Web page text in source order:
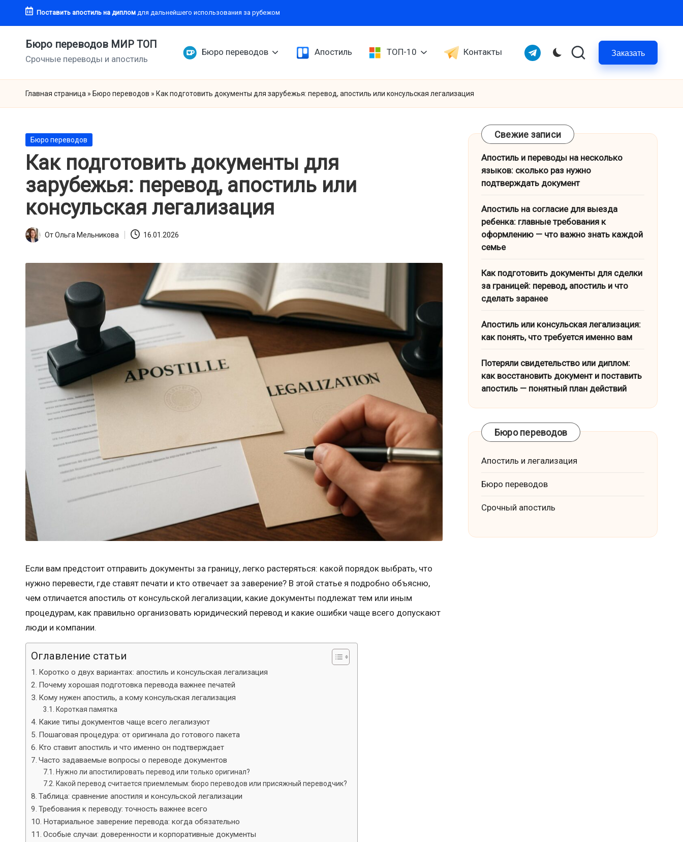
Перейти
содержимому
Поставить апостиль на диплом для дальнейшего использования за рубежом
Бюро переводов МИР ТОП
Срочные переводы и апостиль
Бюро переводов Апостиль ТОП-10 Контакты Telegram Заказать
Главная страница » Бюро переводов » Как подготовить документы для зарубежья: перевод, апостиль или консульская легализация
Опубликовано
Бюро переводов
Как подготовить документы для
зарубежья: перевод, апостиль или
консульская легализация
Запись
ОтОльга Мельникова 16.01.2026
Если вам предстоит отправить документы за границу, легко растеряться: какой порядок выбрать, что
нужно перевести, где ставят печати и кто отвечает за заверение? В этой статье я подробно объясню,
чем отличается апостиль от консульской легализации, какие документы подлежат тем или иным
процедурам, как правильно организовать юридический перевод и какие ошибки чаще всего допускают
люди и компании.
Оглавление статьи
Коротко о двух вариантах: апостиль и консульская легализация
Почему хорошая подготовка перевода важнее печатей
Кому нужен апостиль, а кому консульская легализация
Короткая памятка
Какие типы документов чаще всего легализуют
Пошаговая процедура: от оригинала до готового пакета
Кто ставит апостиль и что именно он подтверждает
Часто задаваемые вопросы о переводе документов
Нужно ли апостилировать перевод или только оригинал?
Какой перевод считается приемлемым: бюро переводов или присяжный переводчик?
Таблица: сравнение апостиля и консульской легализации
Требования к переводу: точность важнее всего
Нотариальное заверение перевода: когда обязательно
Особые случаи: доверенности и корпоративные документы
Свежие записи
Апостиль и переводы на несколько
языков: сколько раз нужно
подтверждать документ
Апостиль на согласие для выезда
ребенка: главные требования к
оформлению — что важно знать каждой
семье
Как подготовить документы для сделки
за границей: перевод, апостиль и что
сделать заранее
Апостиль или консульская легализация:
как понять, что требуется именно вам
Потеряли свидетельство или диплом:
как восстановить документ и поставить
апостиль — понятный план действий
Бюро переводов
Апостиль и легализация
Бюро переводов
Срочный апостиль